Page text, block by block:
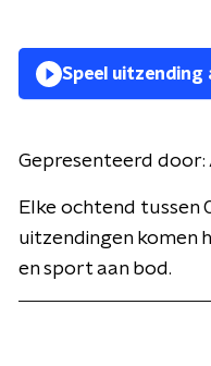
Speel uitzending
Gepresenteerd door:
Elke ochtend tussen
uitzendingen komen
en sport aan bod.